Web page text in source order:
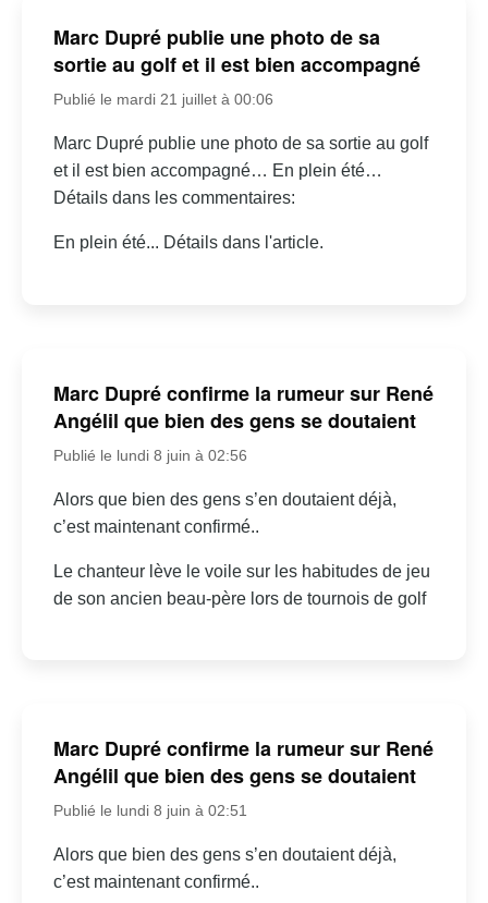
Marc Dupré publie une photo de sa
sortie au golf et il est bien accompagné
Publié le mardi 21 juillet à 00:06
Marc Dupré publie une photo de sa sortie au golf
et il est bien accompagné… En plein été…
Détails dans les commentaires:
En plein été... Détails dans l'article.
Marc Dupré confirme la rumeur sur René
Angélil que bien des gens se doutaient
Publié le lundi 8 juin à 02:56
Alors que bien des gens s’en doutaient déjà,
c’est maintenant confirmé..
Le chanteur lève le voile sur les habitudes de jeu
de son ancien beau-père lors de tournois de golf
Marc Dupré confirme la rumeur sur René
Angélil que bien des gens se doutaient
Publié le lundi 8 juin à 02:51
Alors que bien des gens s’en doutaient déjà,
c’est maintenant confirmé..